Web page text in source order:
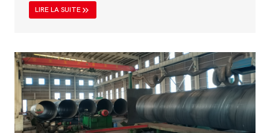
largement utilisés dans la construction, les
applications industrielles. Régie par le Comité
européen de normalisation (CEN), la norme EN
10219 garantit que les tubes en acier présentent
une résistance mécanique, une résistance à la
corrosion et une fiabilité structurelle élevées. ....
LIRE LA SUITE